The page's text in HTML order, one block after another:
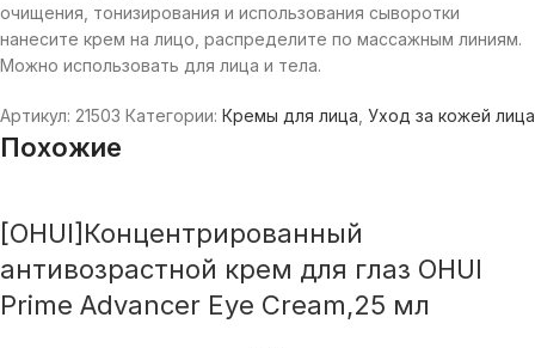
очищения, тонизирования и использования сыворотки
нанесите крем на лицо, распределите по массажным линиям.
Можно использовать для лица и тела.
Артикул: 21503 Категории: Кремы для лица Уход за кожей лица
Похожие
[OHUI]Концентрированный
антивозрастной крем для глаз OHUI
Prime Advancer Eye Cream,25 мл